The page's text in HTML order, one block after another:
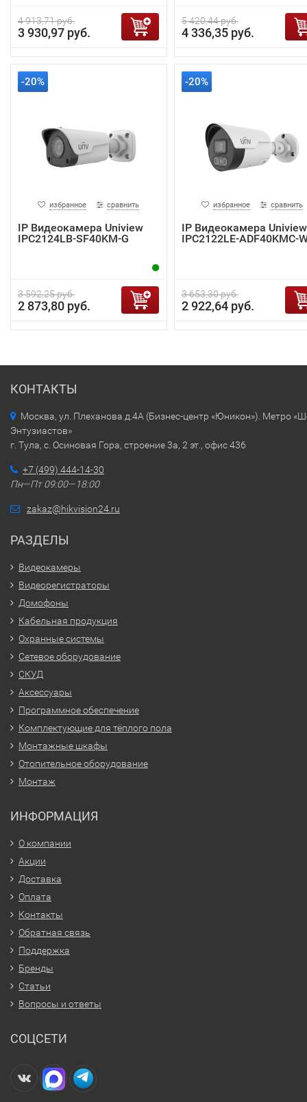
4 913,71 руб.
3 930,97 руб.
5 420,44 руб.
4 336,35 руб.
-20%
избранное сравнить
IP Видеокамера Uniview
IPC2124LB-SF40KM-G
3 592,25 руб.
2 873,80 руб.
-20%
избранное сравнить
IP Видеокамера Uniview
IPC2122LE-ADF40KMC-
3 653,30 руб.
2 922,64 руб.
КОНТАКТЫ
Москва, ул. Плеханова д.4А (Бизнес-центр «Юникон»). Метро
Энтузиастов»
г. Тула, с. Осиновая Гора, строение 3а, 2 эт., офис 436
+7 (499) 444-14-30
Пн—Пт 09:00—18:00
zakaz@hikvision24.ru
РАЗДЕЛЫ
Видеокамеры
Видеорегистраторы
Домофоны
Кабельная продукция
Охранные системы
Сетевое оборудование
СКУД
Аксессуары
Программное обеспечение
Комплектующие для тёплого пола
Монтажные шкафы
Отопительное оборудование
Монтаж
ИНФОРМАЦИЯ
О компании
Акции
Доставка
Оплата
Контакты
Обратная связь
Поддержка
Бренды
Статьи
Вопросы и ответы
СОЦСЕТИ